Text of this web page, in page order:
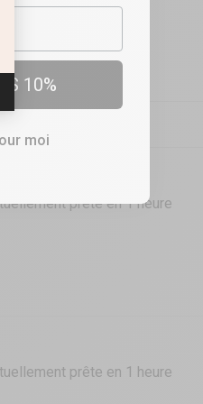
Soraya
prête en 1 heure
prête en 1 heure
10%
moi